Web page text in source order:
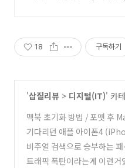
18 구독하기
'삽질리뷰 > 디지털(IT)' 카
맥북 초기화 방법 / 포맷 후
(1)
기다리던 애플 아이폰4
(6)
비주얼 검색으로 승부하는
way - VIZOOO
(23)
트래픽 폭탄이라는게 이런거